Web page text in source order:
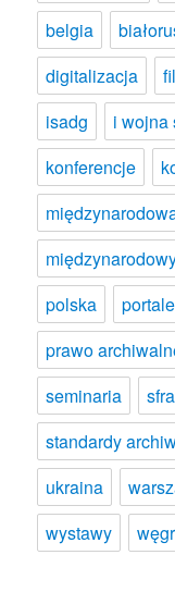
belgia
digitalizacja
isadg
i wojna
konferencje
polska
prawo
seminaria
standardy
ukraina
wystawy